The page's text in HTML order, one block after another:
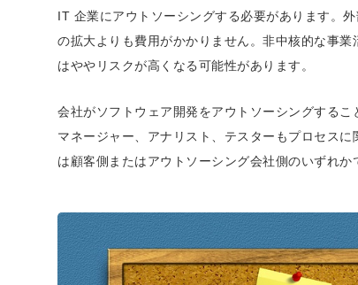
IT 企業にアウトソーシングする必要があります。
の拡大よりも費用がかかりません。非中核的な事
はややリスクが高くなる可能性があります。
会社がソフトウェア開発をアウトソーシングする
マネージャー、アナリスト、テスターもプロセス
は顧客側またはアウトソーシング会社側のいずれか